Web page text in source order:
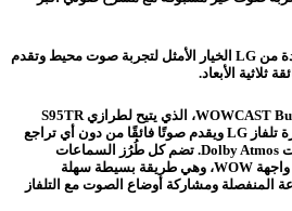
تمثل السماعات المنفصلة الجديدة من LG الخيار الأمثل لتجربة صوت محيط وتقدم
يرتقي تميز الصوت أكثر مع WOWCAST Built-in، الذي يتيح لطرازي S95TR
وSG10TY أن يتصلا لاسلكيًا بأجهزة تلفاز LG ويقدم صوتًا فائقًا من دون أي تراجع
في الجودة، حتى عند تشغيل صوت Dolby Atmos. تضم كل طُرُز السماعات
المنفصلة الثلاث الجديدة من LG واجهة WOW، وهي طريقة بسيطة سهلة
المنفصلة ومشاركة أوضاع الصوت مع التلفاز